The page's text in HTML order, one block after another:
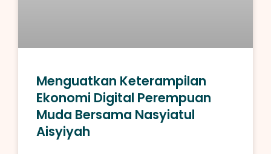
Menguatkan Keterampilan
Ekonomi Digital Perempuan
Muda Bersama Nasyiatul
Aisyiyah